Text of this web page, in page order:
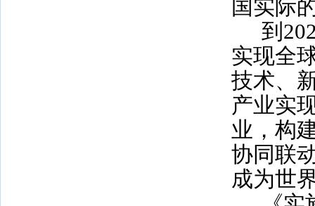
国实际
到
实现全
技术、
产业实
业，构
协同联
成为世